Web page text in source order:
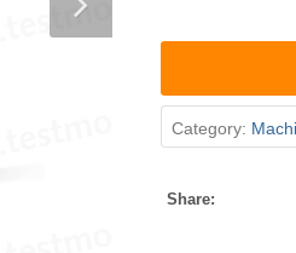
Category:
Share: